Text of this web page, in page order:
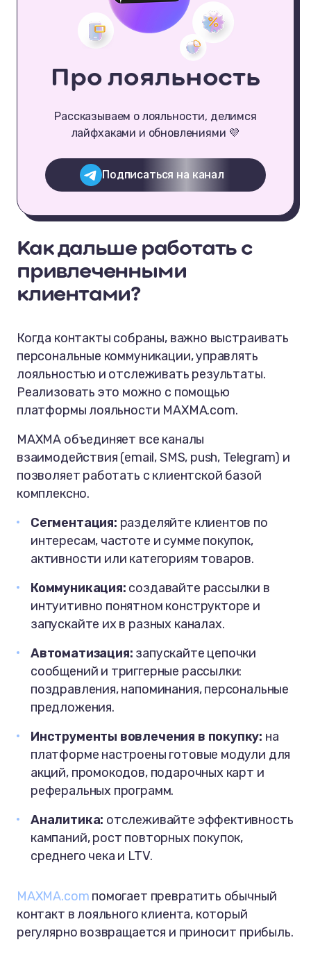
Про лояльность
Рассказываем о лояльности, делимся
лайфхаками и обновлениями 💜
Подписаться на канал
Как дальше работать с
привлеченными
клиентами?
Когда контакты собраны, важно выстраивать
персональные коммуникации, управлять
лояльностью и отслеживать результаты.
Реализовать это можно с помощью
платформы лояльности MAXMA.com.
MAXMA объединяет все каналы
взаимодействия (email, SMS, push, Telegram) и
позволяет работать с клиентской базой
комплексно.
Сегментация: разделяйте клиентов по
интересам, частоте и сумме покупок,
активности или категориям товаров.
Коммуникация: создавайте рассылки в
интуитивно понятном конструкторе и
запускайте их в разных каналах.
Автоматизация: запускайте цепочки
сообщений и триггерные рассылки:
поздравления, напоминания, персональные
предложения.
Инструменты вовлечения в покупку: на
платформе настроены готовые модули для
акций, промокодов, подарочных карт и
реферальных программ.
Аналитика: отслеживайте эффективность
кампаний, рост повторных покупок,
среднего чека и LTV.
MAXMA.com помогает превратить обычный
контакт в лояльного клиента, который
регулярно возвращается и приносит прибыль.